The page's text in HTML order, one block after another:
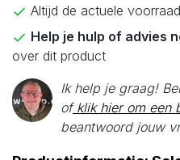
Altijd de actuele
Help je hulp of advies
over dit product
Ik help je graag!
ofklik hier om een
beantwoord jouw